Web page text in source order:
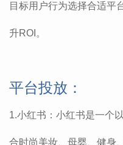
目标用户行为选择合适平
升ROI。
平台投放：
1.小红书‌：小红书是一个
合时尚美妆、母婴、健身